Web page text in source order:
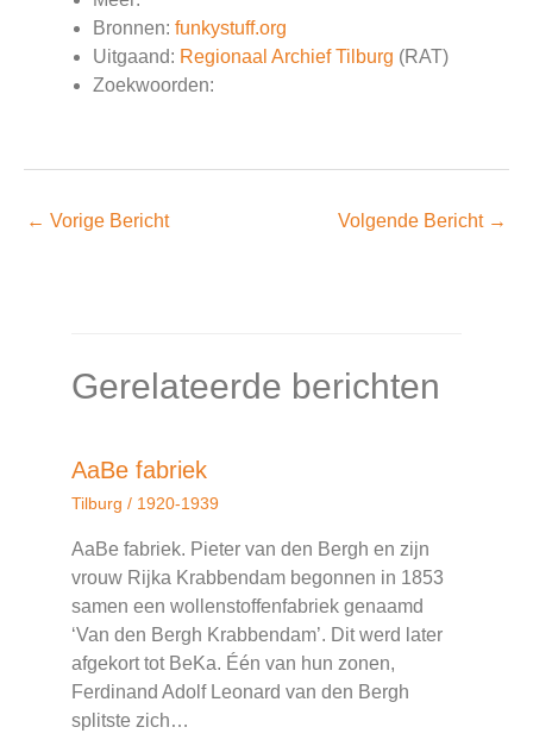
Bronnen: funkystuff.org
Uitgaand: Regionaal Archief Tilburg (RAT)
Zoekwoorden:
← Vorige Bericht Volgende Bericht →
Gerelateerde berichten
AaBe fabriek
Tilburg / 1920-1939
AaBe fabriek. Pieter van den Bergh en zijn
vrouw Rijka Krabbendam begonnen in 1853
samen een wollenstoffenfabriek genaamd
‘Van den Bergh Krabbendam’. Dit werd later
afgekort tot BeKa. Één van hun zonen,
Ferdinand Adolf Leonard van den Bergh
splitste zich…